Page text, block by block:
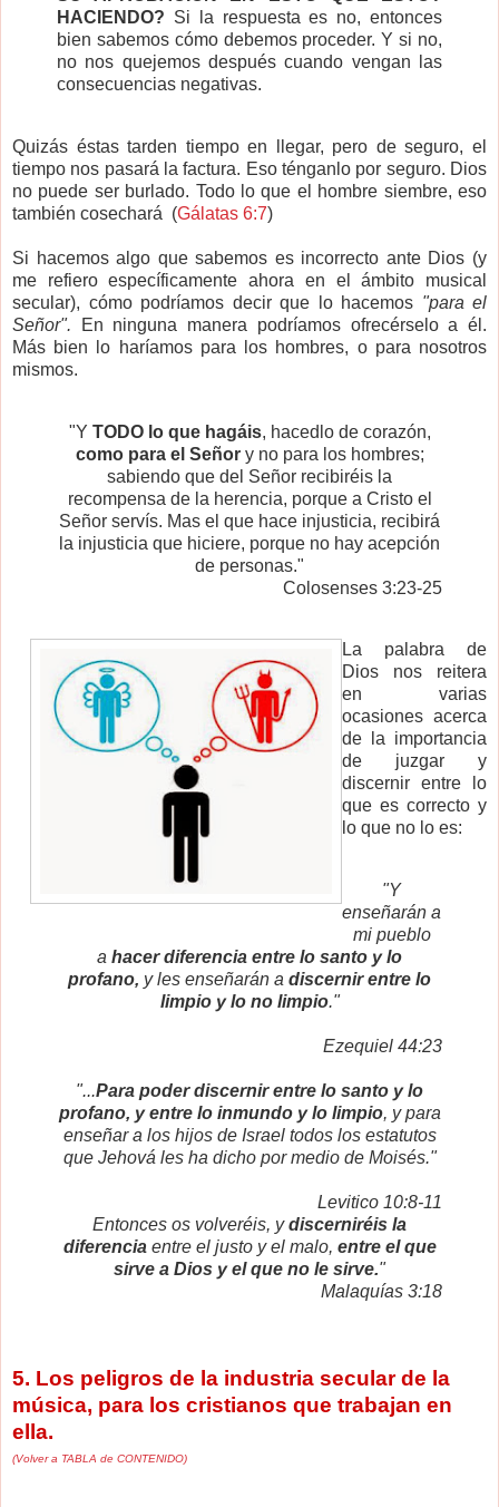
HACIENDO? Si la respuesta es no, entonces
bien sabemos cómo debemos proceder. Y si no,
no nos quejemos después cuando vengan las
consecuencias negativas.
Quizás éstas tarden tiempo en llegar, pero de seguro, el
tiempo nos pasará la factura. Eso ténganlo por seguro. Dios
no puede ser burlado. Todo lo que el hombre siembre, eso
también cosechará (Gálatas 6:7)
Si hacemos algo que sabemos es incorrecto ante Dios (y
me refiero específicamente ahora en el ámbito musical
secular), cómo podríamos decir que lo hacemos "para el
Señor". En ninguna manera podríamos ofrecérselo a él.
Más bien lo haríamos para los hombres, o para nosotros
mismos.
"Y TODO lo que hagáis, hacedlo de corazón,
como para el Señory no para los hombres;
sabiendo que del Señor recibiréis la
recompensa de la herencia, porque a Cristo el
Señor servís. Mas el que hace injusticia, recibirá
la injusticia que hiciere, porque no hay acepción
de personas."
Colosenses 3:23-25
La palabra de
Dios nos reitera
en varias
ocasiones acerca
de la importancia
de juzgar y
discernir entre lo
que es correcto y
lo que no lo es:
"Y
enseñarán a
mi pueblo
a hacer diferencia entre lo santo y lo
profano, y les enseñarán a discernir entre lo
limpio y lo no limpio."
Ezequiel 44:23
"...Para poder discernir entre lo santo y lo
profano, y entre lo inmundo y lo limpio, y para
enseñar a los hijos de Israel todos los estatutos
que Jehová les ha dicho por medio de Moisés."
Levitico 10:8-11
Entonces os volveréis, ydiscerniréis la
diferenciaentre el justo y el malo, entre el que
sirve a Dios y el que no le sirve."
Malaquías 3:18
5. Los peligros de la industria secular de la
música, para los cristianos que trabajan en
ella.
(Volver a TABLA de CONTENIDO)